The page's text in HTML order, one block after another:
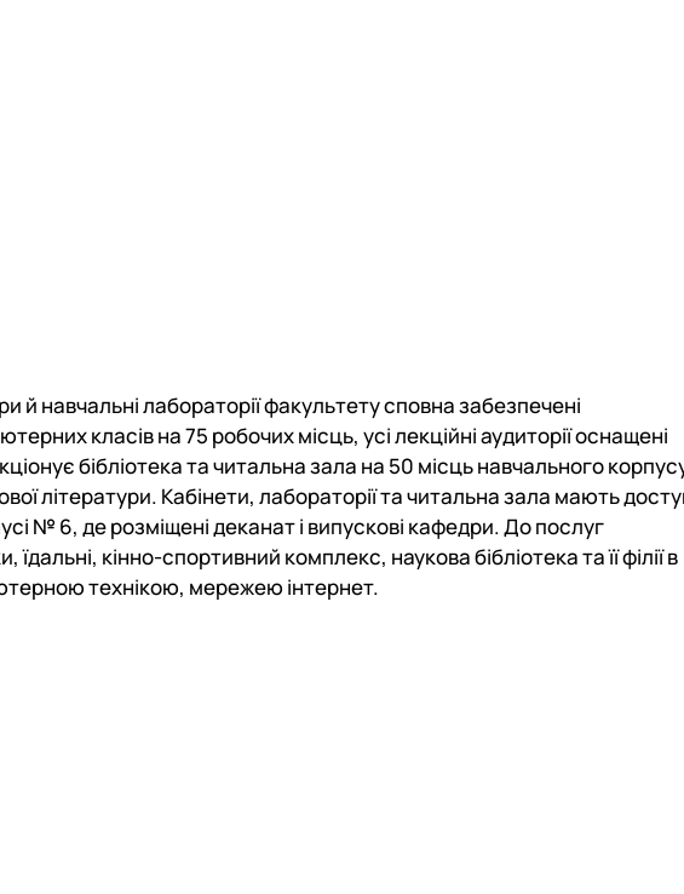
й навчальні лабораторії факультету сповна забезпечені
класів на 75 робочих місць, усі лекційні аудиторії оснащені
бібліотека та читальна зала на 50 місць навчального
літератури. Кабінети, лабораторії та читальна зала мають
№ 6, де розміщені деканат і випускові кафедри. До послуг
кінно-спортивний комплекс, наукова бібліотека та її філії в
технікою, мережею інтернет.